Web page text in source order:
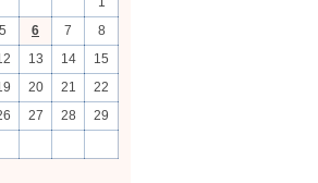
5 6 7
8
13 14
15
20 21
22
27 28
29